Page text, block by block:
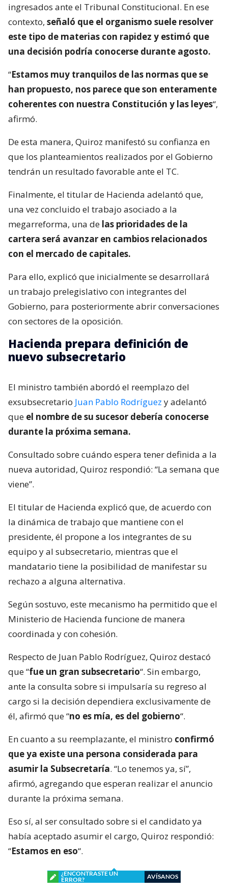
ingresados ante el Tribunal Constitucional. En ese
contexto, señaló que el organismo suele resolver
este tipo de materias con rapidez y estimó que
una decisión podría conocerse durante agosto.
“Estamos muy tranquilos de las normas que se
han propuesto, nos parece que son enteramente
coherentes con nuestra Constitución y las leyes“,
afirmó.
De esta manera, Quiroz manifestó su confianza en
que los planteamientos realizados por el Gobierno
tendrán un resultado favorable ante el TC.
Finalmente, el titular de Hacienda adelantó que,
una vez concluido el trabajo asociado a la
megarreforma, una de las prioridades de la
cartera será avanzar en cambios relacionados
con el mercado de capitales.
Para ello, explicó que inicialmente se desarrollará
un trabajo prelegislativo con integrantes del
Gobierno, para posteriormente abrir conversaciones
con sectores de la oposición.
Hacienda prepara definición de
nuevo subsecretario
El ministro también abordó el reemplazo del
exsubsecretario Juan Pablo Rodríguez y adelantó
que el nombre de su sucesor debería conocerse
durante la próxima semana.
Consultado sobre cuándo espera tener definida a la
nueva autoridad, Quiroz respondió: “La semana que
viene”.
El titular de Hacienda explicó que, de acuerdo con
la dinámica de trabajo que mantiene con el
presidente, él propone a los integrantes de su
equipo y al subsecretario, mientras que el
mandatario tiene la posibilidad de manifestar su
rechazo a alguna alternativa.
Según sostuvo, este mecanismo ha permitido que el
Ministerio de Hacienda funcione de manera
coordinada y con cohesión.
Respecto de Juan Pablo Rodríguez, Quiroz destacó
que “fue un gran subsecretario“. Sin embargo,
ante la consulta sobre si impulsaría su regreso al
cargo si la decisión dependiera exclusivamente de
él, afirmó que “no es mía, es del gobierno“.
En cuanto a su reemplazante, el ministro confirmó
que ya existe una persona considerada para
asumir la Subsecretaría. “Lo tenemos ya, sí”,
afirmó, agregando que esperan realizar el anuncio
durante la próxima semana.
Eso sí, al ser consultado sobre si el candidato ya
había aceptado asumir el cargo, Quiroz respondió:
“Estamos en eso“.
¿ENCONTRASTE UN
ERROR?
AVÍSANOS